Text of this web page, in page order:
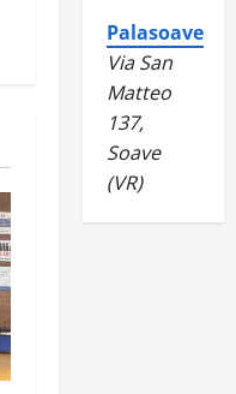
Palasoave
Via San
Matteo
137,
Soave
(VR)